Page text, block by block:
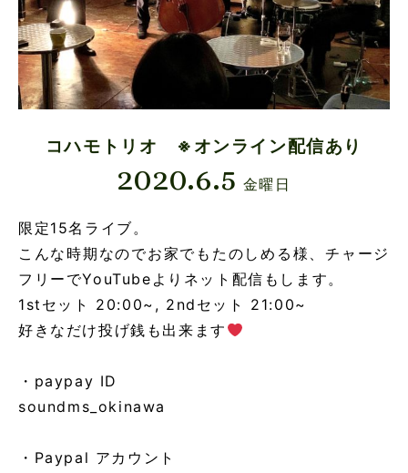
コハモトリオ ※オンライン配信あり
2020.6.5 金曜日
限定15名ライブ。
こんな時期なのでお家でもたのしめる様、チャージ
フリーでYouTubeよりネット配信もします。
1stセット 20:00~, 2ndセット 21:00~
好きなだけ投げ銭も出来ます
・paypay ID
soundms_okinawa
・Paypal アカウント